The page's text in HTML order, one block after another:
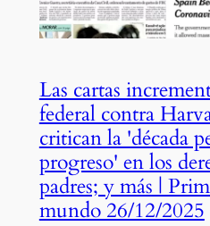
Las cartas
federal contra
critican la 'década
progreso' en los
padres; y más |
mundo 26/12/2025